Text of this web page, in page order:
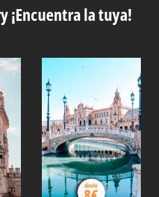
¡Encuentra la tuya!